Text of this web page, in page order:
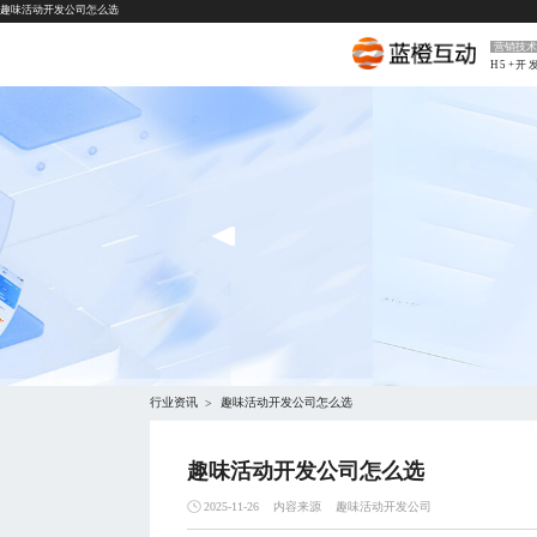
趣味活动开发公司怎么选
营销技
H5+开
行业资讯 > 趣味活动开发公司怎么选
趣味活动开发公司怎么选
2025-11-26 内容来源 趣味活动开发公司